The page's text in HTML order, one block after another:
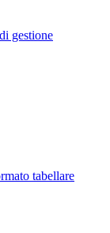
gestione
tabellare